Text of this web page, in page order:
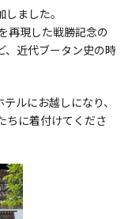
ました。
再現した戦勝記念の
、近代ブータン史の時
ルにお越しになり、
ちに着付けてくださ